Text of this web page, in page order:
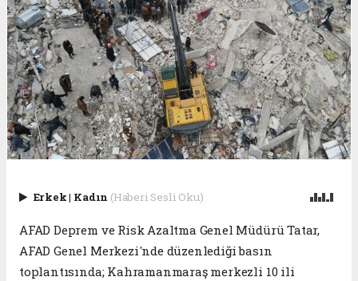
Erkek| Kadın (Haberi Sesli Oku)
AFAD Deprem ve Risk Azaltma Genel Müdürü Tatar,
AFAD Genel Merkezi'nde düzenlediği basın
toplantısında; Kahramanmaraş merkezli 10 ili